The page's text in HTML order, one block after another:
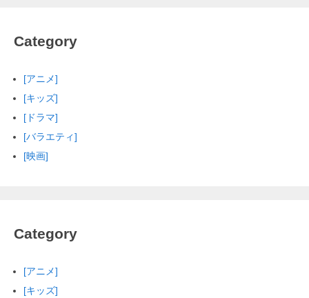
Category
[アニメ]
[キッズ]
[ドラマ]
[バラエティ]
[映画]
Category
[アニメ]
[キッズ]